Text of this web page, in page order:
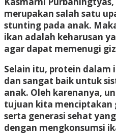
merupakan salah satu
stunting pada anak.
ikan adalah keharusan
agar dapat memenugi
Selain itu, protein dalam
dan sangat baik untuk
anak. Oleh karenanya,
tujuan kita menciptakan
serta generasi sehat
dengan mengkonsumsi